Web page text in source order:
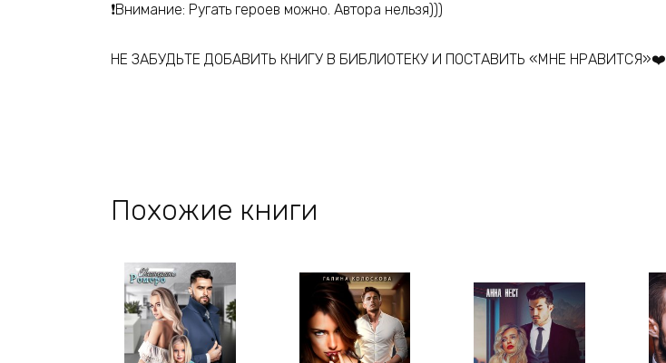
❗️Внимание: Ругать героев можно. Автора нельзя)))
НЕ ЗАБУДЬТЕ ДОБАВИТЬ КНИГУ В БИБЛИОТЕКУ И ПОСТАВИТЬ «МНЕ НРАВИТСЯ»❤️
Похожие книги